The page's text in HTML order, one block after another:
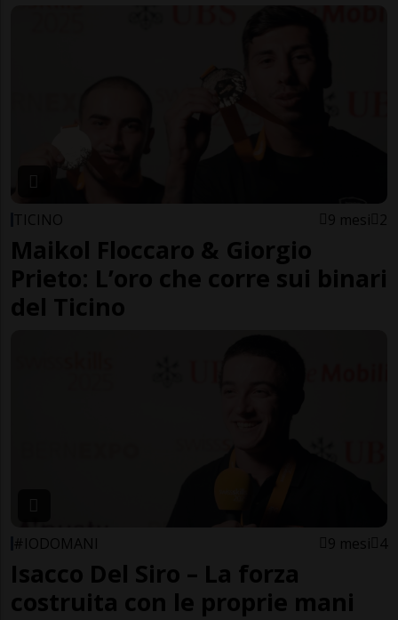
TICINO 9 mesi 2
Maikol Floccaro & Giorgio
Prieto: L’oro che corre sui binari
del Ticino
#IODOMANI 9 mesi 4
Isacco Del Siro – La forza
costruita con le proprie mani